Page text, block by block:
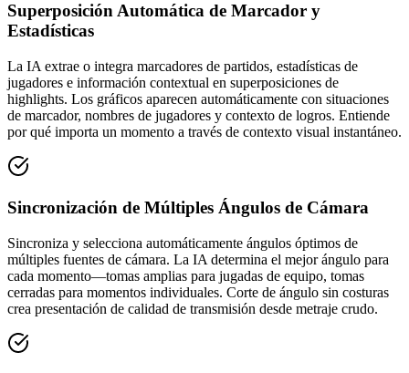
Superposición Automática de Marcador y
Estadísticas
La IA extrae o integra marcadores de partidos, estadísticas de
jugadores e información contextual en superposiciones de
highlights. Los gráficos aparecen automáticamente con situaciones
de marcador, nombres de jugadores y contexto de logros. Entiende
por qué importa un momento a través de contexto visual instantáneo.
Sincronización de Múltiples Ángulos de Cámara
Sincroniza y selecciona automáticamente ángulos óptimos de
múltiples fuentes de cámara. La IA determina el mejor ángulo para
cada momento—tomas amplias para jugadas de equipo, tomas
cerradas para momentos individuales. Corte de ángulo sin costuras
crea presentación de calidad de transmisión desde metraje crudo.